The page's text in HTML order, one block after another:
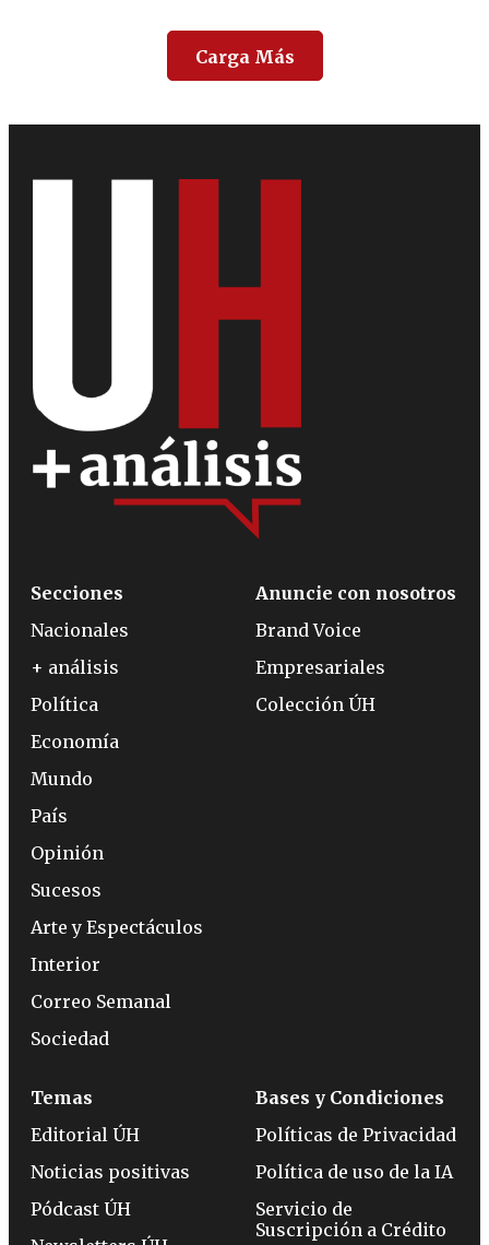
Carga Más
Secciones
Nacionales
+ análisis
Política
Economía
Mundo
País
Opinión
Sucesos
Arte y Espectáculos
Interior
Correo Semanal
Sociedad
Anuncie con nosotros
Brand Voice
Empresariales
Colección ÚH
Temas
Editorial ÚH
Noticias positivas
Pódcast ÚH
Bases y Condiciones
Políticas de Privacidad
Política de uso de la IA
Servicio de
Suscripción a Crédito